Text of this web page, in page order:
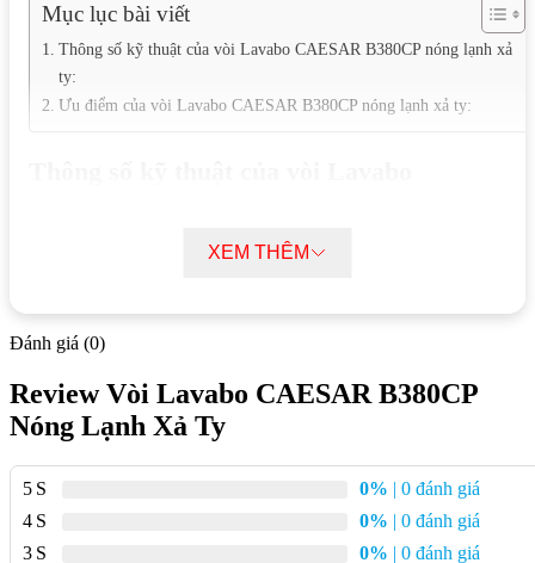
Mục lục bài viết
Thông số kỹ thuật của vòi Lavabo CAESAR B380CP nóng lạnh xả
ty:
Ưu điểm của vòi Lavabo CAESAR B380CP nóng lạnh xả ty:
B380CP
Kiểu xả:
Chiều cao đầu vòi (H1): 61 mm
Chiều cao vòi (H): 118 mm
XEM THÊM
Đánh giá (0)
Review Vòi Lavabo CAESAR B380CP
Nóng Lạnh Xả Ty
5 0% | 0 đánh giá
4
0% | 0 đánh giá
3
0% | 0 đánh giá